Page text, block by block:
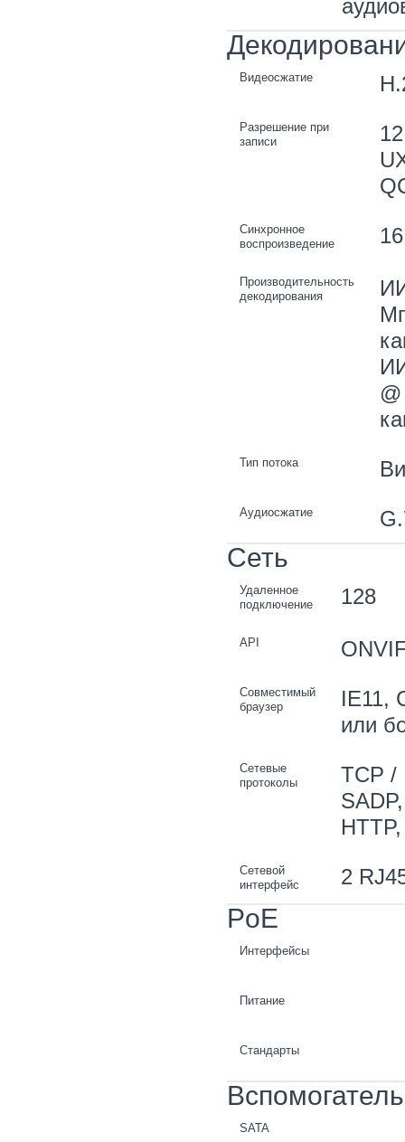
Видеосжатие
Разрешение при
записи
Синхронное
воспроизведение
Производительность
декодирования
Тип потока
Аудиосжатие
Сеть
Удаленное
подключение
128
API
Совместимый
браузер
IE11,
или
Сетевые
протоколы
TCP /
Сетевой
интерфейс
2
PoE
Интерфейсы
Питание
Стандарты
SATA